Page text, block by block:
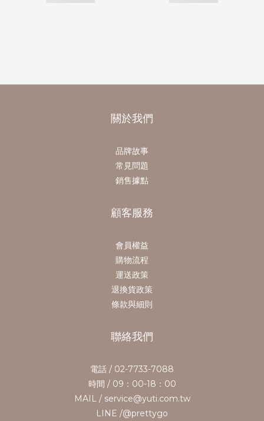
關於我們
品牌故事
常見問題
銷售據點
顧客服務
會員權益
購物流程
運送政策
退換貨政策
條款與細則
聯絡我們
電話 / 02-7733-7088
時間 / 09：00-18：00
MAIL / service@yuti.com.tw
LINE /@prettygo